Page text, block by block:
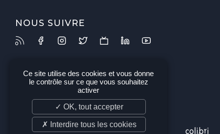
NOUS SUIVRE
Ce site utilise des cookies et vous donne
le contrôle sur ce que vous souhaitez
activer
✓ OK, tout accepter
✗ Interdire tous les cookies